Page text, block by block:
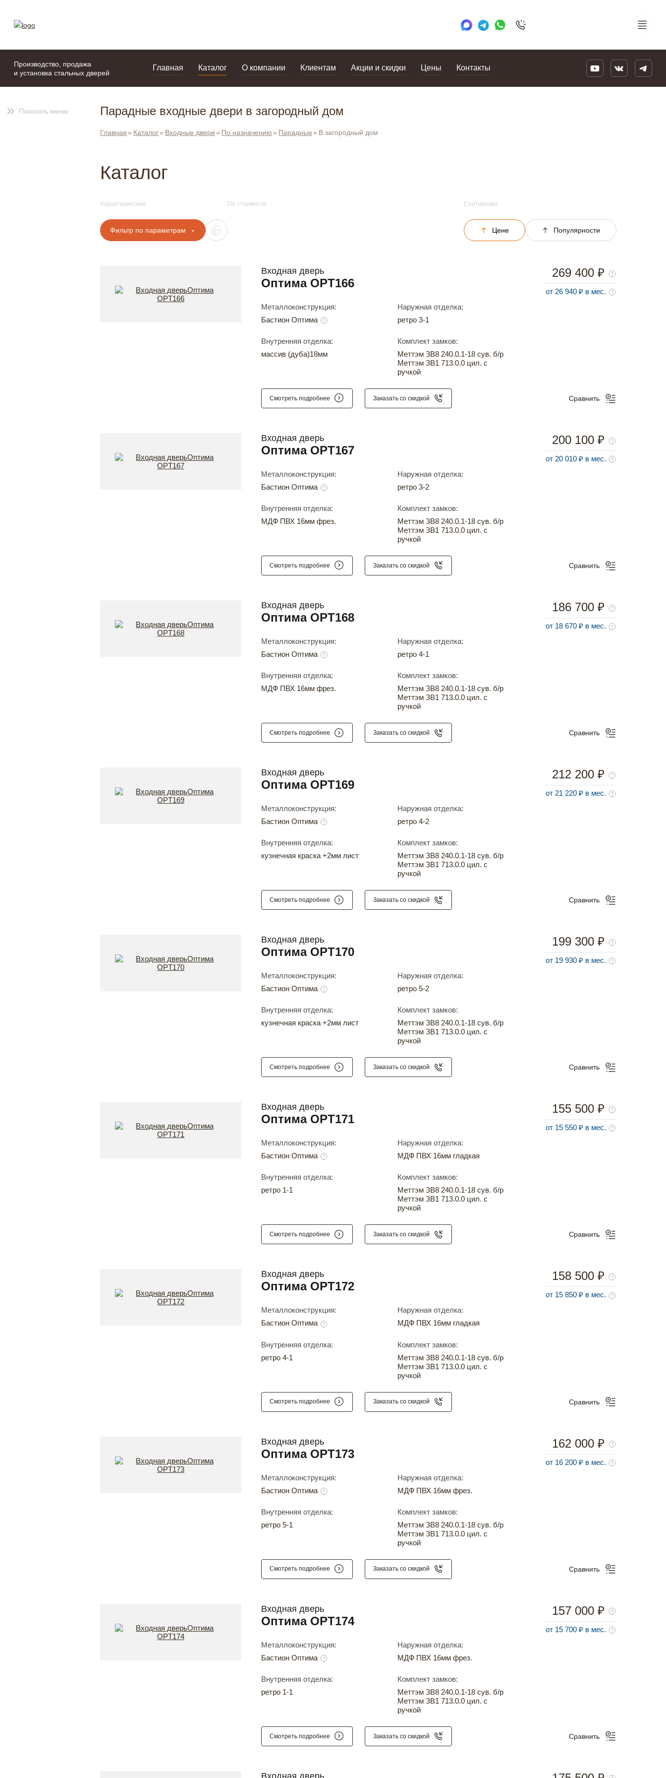
Производство, продажа
и установка стальных дверей
Главная Каталог О компании Клиентам Акции и скидки Цены Контакты
Показать меню Парадные входные двери в загородный дом
Главная Каталог Входные двери По назначению Парадные В загородный дом
Каталог
Характеристики
Фильтр по параметрам
По стоимости Сортировка
Цене Популярности
Входная дверь
Оптима OPT166
Металлоконструкция:
Бастион Оптима
Наружная отделка:
ретро 3-1
Внутренняя отделка:
массив (дуба)18мм
Комплект замков:
Меттэм ЗВ8 240.0.1-18 сув. б/р
Меттэм ЗВ1 713.0.0 цил. с
ручкой
269 400 ₽
от 26 940 ₽ в мес.
Смотреть подробнее Заказать со скидкой Сравнить
Входная дверь
Оптима OPT167
Металлоконструкция:
Бастион Оптима
Наружная отделка:
ретро 3-2
Внутренняя отделка:
МДФ ПВХ 16мм фрез.
Комплект замков:
Меттэм ЗВ8 240.0.1-18 сув. б/р
Меттэм ЗВ1 713.0.0 цил. с
ручкой
200 100 ₽
от 20 010 ₽ в мес.
Смотреть подробнее Заказать со скидкой Сравнить
Входная дверь
Оптима OPT168
Металлоконструкция:
Бастион Оптима
Наружная отделка:
ретро 4-1
Внутренняя отделка:
МДФ ПВХ 16мм фрез.
Комплект замков:
Меттэм ЗВ8 240.0.1-18 сув. б/р
Меттэм ЗВ1 713.0.0 цил. с
ручкой
186 700 ₽
от 18 670 ₽ в мес.
Смотреть подробнее Заказать со скидкой Сравнить
Входная дверь
Оптима OPT169
Металлоконструкция:
Бастион Оптима
Наружная отделка:
ретро 4-2
Внутренняя отделка:
кузнечная краска +2мм лист
Комплект замков:
Меттэм ЗВ8 240.0.1-18 сув. б/р
Меттэм ЗВ1 713.0.0 цил. с
ручкой
212 200 ₽
от 21 220 ₽ в мес.
Смотреть подробнее Заказать со скидкой Сравнить
Входная дверь
Оптима OPT170
Металлоконструкция:
Бастион Оптима
Наружная отделка:
ретро 5-2
Внутренняя отделка:
кузнечная краска +2мм лист
Комплект замков:
Меттэм ЗВ8 240.0.1-18 сув. б/р
Меттэм ЗВ1 713.0.0 цил. с
ручкой
199 300 ₽
от 19 930 ₽ в мес.
Смотреть подробнее Заказать со скидкой Сравнить
Входная дверь
Оптима OPT171
Металлоконструкция:
Бастион Оптима
Наружная отделка:
МДФ ПВХ 16мм гладкая
Внутренняя отделка:
ретро 1-1
Комплект замков:
Меттэм ЗВ8 240.0.1-18 сув. б/р
Меттэм ЗВ1 713.0.0 цил. с
ручкой
155 500 ₽
от 15 550 ₽ в мес.
Смотреть подробнее Заказать со скидкой Сравнить
Входная дверь
Оптима OPT172
Металлоконструкция:
Бастион Оптима
Наружная отделка:
МДФ ПВХ 16мм гладкая
Внутренняя отделка:
ретро 4-1
Комплект замков:
Меттэм ЗВ8 240.0.1-18 сув. б/р
Меттэм ЗВ1 713.0.0 цил. с
ручкой
158 500 ₽
от 15 850 ₽ в мес.
Смотреть подробнее Заказать со скидкой Сравнить
Входная дверь
Оптима OPT173
Металлоконструкция:
Бастион Оптима
Наружная отделка:
МДФ ПВХ 16мм фрез.
Внутренняя отделка:
ретро 5-1
Комплект замков:
Меттэм ЗВ8 240.0.1-18 сув. б/р
Меттэм ЗВ1 713.0.0 цил. с
ручкой
162 000 ₽
от 16 200 ₽ в мес.
Смотреть подробнее Заказать со скидкой Сравнить
Входная дверь
Оптима OPT174
Металлоконструкция:
Бастион Оптима
Наружная отделка:
МДФ ПВХ 16мм фрез.
Внутренняя отделка:
ретро 1-1
Комплект замков:
Меттэм ЗВ8 240.0.1-18 сув. б/р
Меттэм ЗВ1 713.0.0 цил. с
ручкой
157 000 ₽
от 15 700 ₽ в мес.
Смотреть подробнее Заказать со скидкой Сравнить
Входная дверь